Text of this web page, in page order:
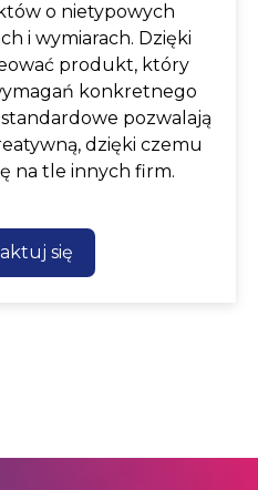
o nietypowych
i wymiarach. Dzięki
produkt, który
konkretnego
pozwalają
dzięki czemu
na tle innych firm.
się